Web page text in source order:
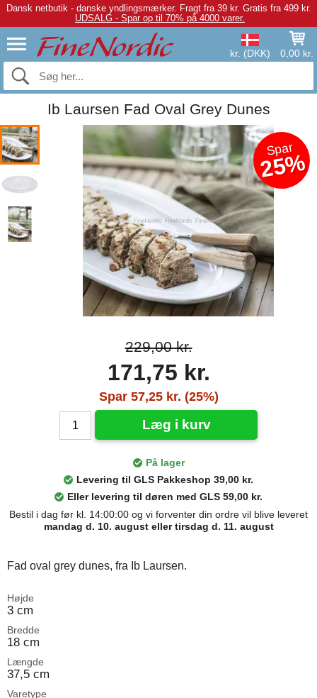
Dansk netbutik - danske yndlingsmærker. Fragt fra 39 kr. Gratis fra 499 kr.
UDSALG - Spar op til 70% på 4000 varer.
kr. (DKK) 0,00 kr.
Ib Laursen Fad Oval Grey Dunes
Spar
25%
229,00 kr.
171,75 kr.
Spar 57,25 kr. (25%)
Læg i kurv
På lager
Levering til GLS Pakkeshop 39,00 kr.
Eller levering til døren med GLS 59,00 kr.
Bestil i dag før kl. 14:00:00 og vi forventer din ordre vil blive leveret
mandag d. 10. august eller tirsdag d. 11. august
Fad oval grey dunes, fra Ib Laursen.
Højde
3 cm
Bredde
18 cm
Længde
37,5 cm
Varetype